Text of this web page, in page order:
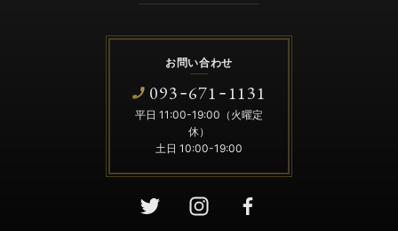
お問い合わせ
093-671 -1131
平日 11:00-19:00（火曜定
休）
土日 10:00-19:00